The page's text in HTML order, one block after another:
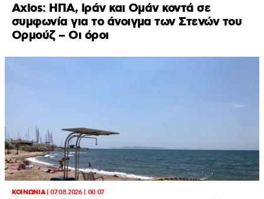
Axios: ΗΠΑ, Ιράν και Ομάν κοντά σε
συμφωνία για το άνοιγμα των Στενών του
Ορμούζ – Οι όροι
ΚΟΙΝΩΝΙΑ|07.08.2026 | 00:07